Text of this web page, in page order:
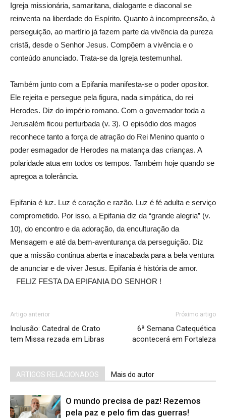
Igreja missionária, samaritana, dialogante e diaconal se
reinventa na liberdade do Espírito. Quanto à incompreensão, à
perseguição, ao martírio já fazem parte da vivência da pureza
cristã, desde o Senhor Jesus. Compõem a vivência e o
conteúdo anunciado. Trata-se da Igreja testemunhal.
Também junto com a Epifania manifesta-se o poder opositor.
Ele rejeita e persegue pela figura, nada simpática, do rei
Herodes. Diz do império romano. Com o governador toda a
Jerusalém ficou perturbada (v. 3). O episódio dos magos
reconhece tanto a força de atração do Rei Menino quanto o
poder esmagador de Herodes na matança das crianças. A
polaridade atua em todos os tempos. Também hoje quando se
apregoa a tolerância.
Epifania é luz. Luz é coração e razão. Luz é fé adulta e serviço
comprometido. Por isso, a Epifania diz da “grande alegria” (v.
10), do encontro e da adoração, da enculturação da
Mensagem e até da bem-aventurança da perseguição. Diz
que a missão continua aberta e inacabada para a bela ventura
de anunciar e de viver Jesus. Epifania é história de amor.
FELIZ FESTA DA EPIFANIA DO SENHOR !
Artigo anterior
Inclusão: Catedral de Crato
tem Missa rezada em Libras
Próximo artigo
6ª Semana Catequética
acontecerá em Fortaleza
ARTIGOS RELACIONADOS Mais do autor
O mundo precisa de paz! Rezemos
pela paz e pelo fim das guerras!